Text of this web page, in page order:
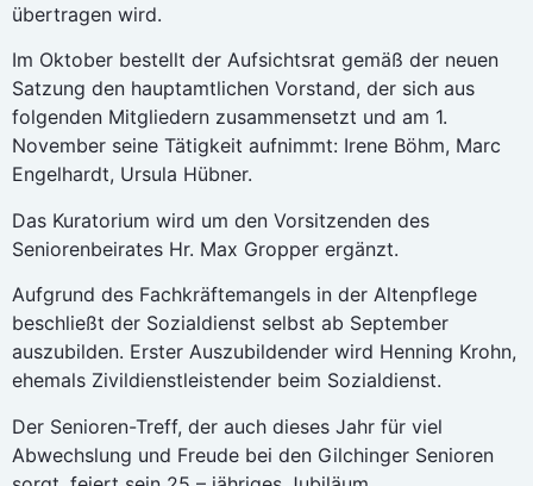
übertragen wird.
Im Oktober bestellt der Aufsichtsrat gemäß der neuen
Satzung den hauptamtlichen Vorstand, der sich aus
folgenden Mitgliedern zusammensetzt und am 1.
November seine Tätigkeit aufnimmt: Irene Böhm, Marc
Engelhardt, Ursula Hübner.
Das Kuratorium wird um den Vorsitzenden des
Seniorenbeirates Hr. Max Gropper ergänzt.
Aufgrund des Fachkräftemangels in der Altenpflege
beschließt der Sozialdienst selbst ab September
auszubilden. Erster Auszubildender wird Henning Krohn,
ehemals Zivildienstleistender beim Sozialdienst.
Der Senioren-Treff, der auch dieses Jahr für viel
Abwechslung und Freude bei den Gilchinger Senioren